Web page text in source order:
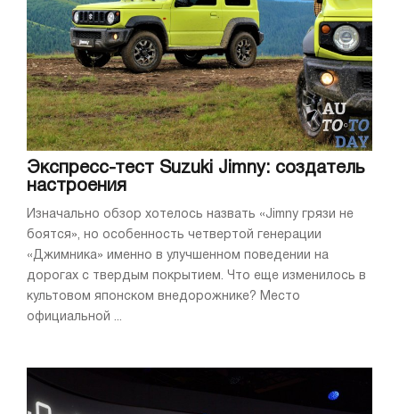
Экспресс-тест Suzuki Jimny: создатель
настроения
Изначально обзор хотелось назвать «Jimny грязи не
боятся», но особенность четвертой генерации
«Джимника» именно в улучшенном поведении на
дорогах с твердым покрытием. Что еще изменилось в
культовом японском внедорожнике? Место
официальной ...